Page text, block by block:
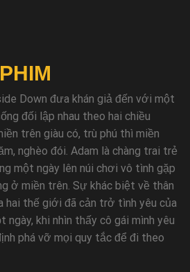
Down đưa khán giả đến với một
đối lập nhau theo hai chiều
trên giàu có, trù phú thì miền
nghèo đói. Adam là chàng trai trẻ
một ngày lên núi chơi vô tình gặp
ở miền trên. Sự khác biệt về thân
hai thế giới đã cản trở tình yêu của
ngày, khi nhìn thấy cô gái mình yêu
phá vỡ mọi quy tắc để đi theo